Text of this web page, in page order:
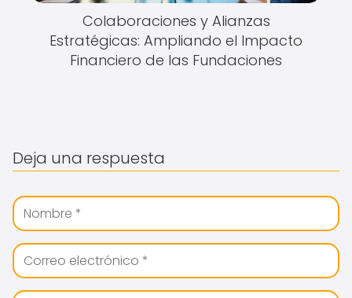
Colaboraciones y Alianzas
Estratégicas: Ampliando el Impacto
Financiero de las Fundaciones
Deja una respuesta